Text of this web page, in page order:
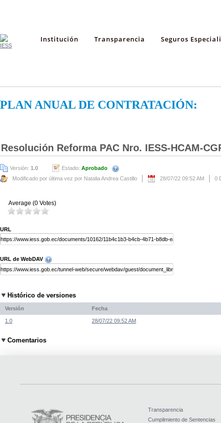
Institución Transparencia Seguros
PLAN ANUAL DE CONTRATACIÓN:
Resolución Reforma PAC Nro. IESS-HCAM-
Versión: 1.0 Estado: Aprobado
Modificado por última vez por Natalia Andrea Castillo
28/07/22 09:52 AM 0
Average (0 Votes)
URL
URL de WebDAV
Histórico de versiones
Versión Fecha
1.0 28/07/22 09:52 AM
Comentarios
Transparencia
Cumplimiento de Sentencias